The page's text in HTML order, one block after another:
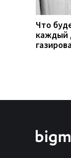
Что
каждый